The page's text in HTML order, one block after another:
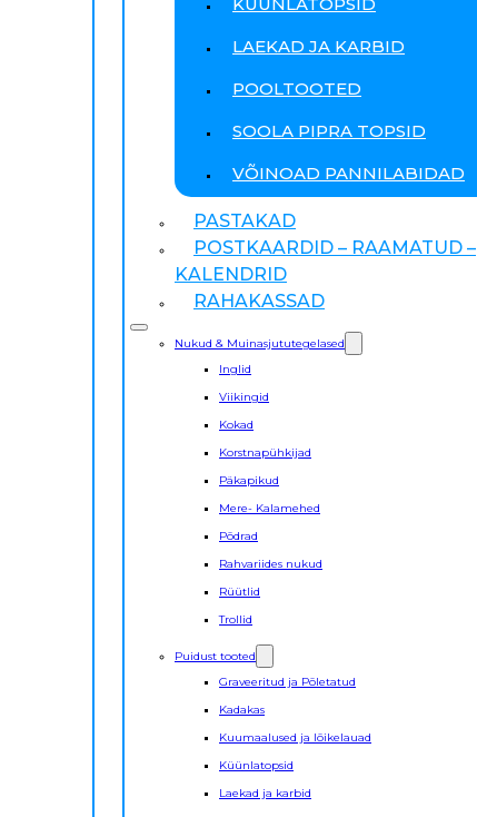
LAEKAD JA KARBID
POOLTOOTED
SOOLA PIPRA TOPSID
VÕINOAD PANNILABIDAD
PASTAKAD
POSTKAARDID – RAAMATUD –
KALENDRID
RAHAKASSAD
Nukud & Muinasjututegelased
Inglid
Viikingid
Kokad
Korstnapühkijad
Päkapikud
Mere- Kalamehed
Põdrad
Rahvariides nukud
Rüütlid
Trollid
Puidust tooted
Graveeritud ja Põletatud
Kadakas
Kuumaalused ja lõikelauad
Küünlatopsid
Laekad ja karbid